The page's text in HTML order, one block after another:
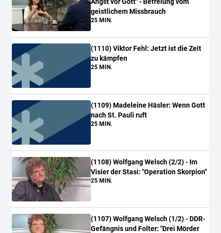
geistlichem Missbrauch
25 MIN.
(1110)Viktor Fehl: Jetzt ist die Zeit
zu kämpfen
25 MIN.
(1109)Madeleine Häsler: Wenn Gott
nach St. Pauli ruft
25 MIN.
(1108)Wolfgang Welsch (2/2) - Im
Visier der Stasi: "Operation Skorpion"
25 MIN.
(1107)Wolfgang Welsch (1/2) - DDR-
Gefängnis und Folter: "Drei Mörder